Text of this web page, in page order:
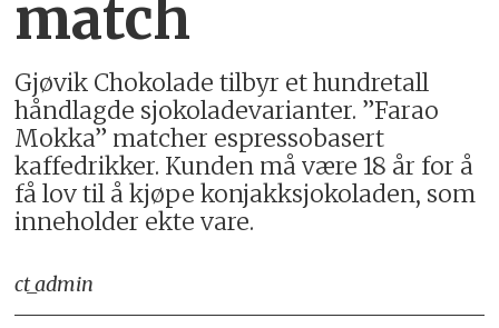
match
Gjøvik Chokolade tilbyr et hundretall
håndlagde sjokoladevarianter. ”Farao
Mokka” matcher espressobasert
kaffedrikker. Kunden må være 18 år for å
få lov til å kjøpe konjakksjokoladen, som
inneholder ekte vare.
ct_admin